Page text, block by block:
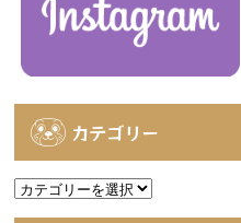
カテゴリー
カ